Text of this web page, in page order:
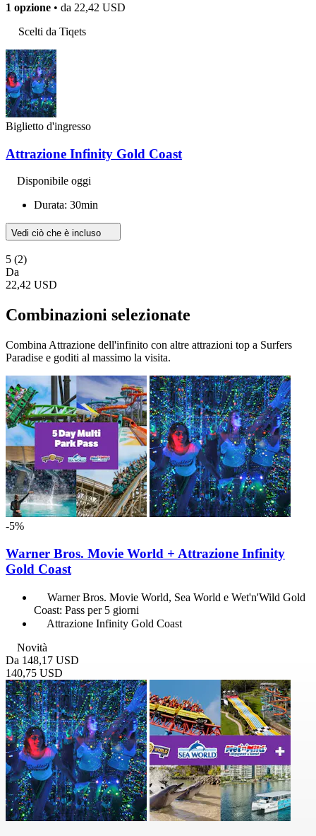
1 opzione • da 22,42 USD
Scelti da Tiqets
Biglietto d'ingresso
Attrazione Infinity Gold Coast
Disponibile oggi
Durata: 30min
Vedi ciò che è incluso
5 (2)
Da
22,42 USD
Combinazioni selezionate
Combina Attrazione dell'infinito con altre attrazioni top a Surfers
Paradise e goditi al massimo la visita.
-5%
Warner Bros. Movie World + Attrazione Infinity
Gold Coast
Warner Bros. Movie World, Sea World e Wet'n'Wild Gold
Coast: Pass per 5 giorni
Attrazione Infinity Gold Coast
Novità
Da 148,17 USD
140,75 USD